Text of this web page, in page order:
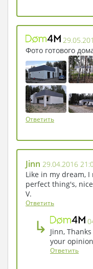
Фото готового
Ответить
Jinn 29.04.2016
Like in my dream,
perfect thing's,
V.
Ответить
↳ Jinn,
your
Ответить